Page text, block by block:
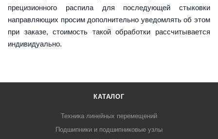
прецизионного распила для последующей стыковки
направляющих просим дополнительно уведомлять об этом
при заказе, стоимость такой обработки рассчитывается
индивидуально.
КАТАЛОГ
Техника линейных перемещений
Подшипники и подшипниковые узлы